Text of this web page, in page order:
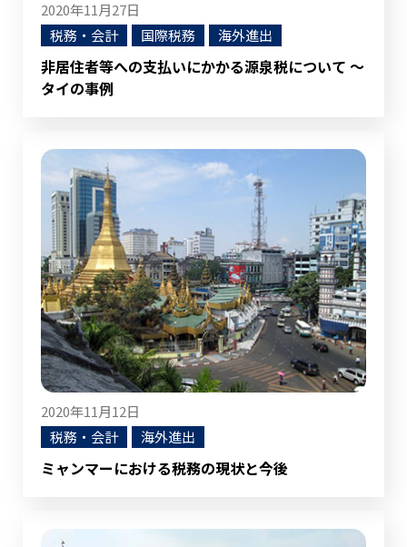
2020年11月27日
税務・会計
国際税務 海外進出
非居住者等への支払いにかかる源泉税について ～
タイの事例
2020年11月12日
税務・会計
海外進出
ミャンマーにおける税務の現状と今後